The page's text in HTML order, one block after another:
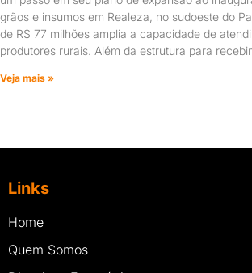
grãos e insumos em Realeza, no sudoeste do
de R$ 77 milhões amplia a capacidade de
produtores rurais. Além da estrutura para
Veja mais »
Links
Home
Quem Somos